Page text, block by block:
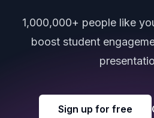
1,000,000+ people like
boost student
Sign up for free